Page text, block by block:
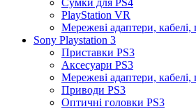
PlayStation VR
Мережеві адаптери, кабелі,
Sony Playstation 3
Приставки PS3
Аксесуари PS3
Мережеві адаптери, кабелі,
Приводи PS3
Оптичні головки PS3